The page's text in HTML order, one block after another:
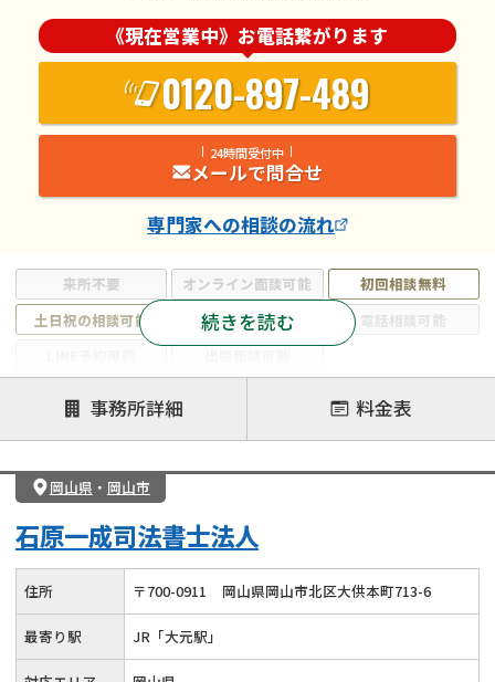
来所不要 オンライン面談可能
初回相談無料
土日祝の相談可能
19時以降電話可能
電話相談可能
注力案件
遺言書作成・遺言執行
相続放棄
相続登記
遺産分割
遺留分侵害額請求
相続税申告
相続手続き
成年後見・任意後見
贈与税
相続トラブル
続きを読む
《現在営業中》お電話繋がります
0120-897-489
24時間受付中
メールで問合せ
専門家への相談の流れ
事務所詳細 料金表
岡山県 ・ 岡山市
石原一成司法書士法人
住所 〒700-0911 岡山県岡山市北区大供本町713-6
最寄り駅 JR「大元駅」